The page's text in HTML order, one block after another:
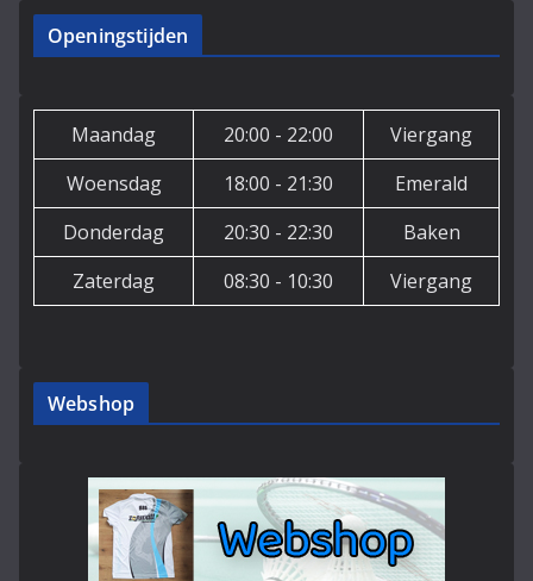
Openingstijden
Maandag 20:00 - 22:00
Viergang
Woensdag
18:00 - 21:30
Emerald
Donderdag
20:30 - 22:30
Baken
Zaterdag
08:30 - 10:30 Viergang
Webshop